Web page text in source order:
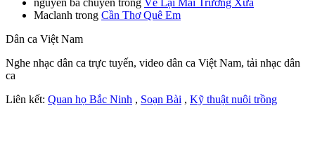
nguyễn bá chuyên trong Về Lại Mái Trường Xưa
Maclanh trong Cần Thơ Quê Em
Dân ca Việt Nam
Nghe nhạc dân ca trực tuyến, video dân ca Việt Nam, tải nhạc dân
ca
Liên kết: Quan họ Bắc Ninh , Soạn Bài , Kỹ thuật nuôi trồng